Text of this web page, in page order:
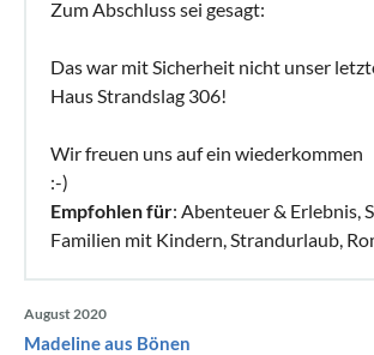
Zum Abschluss sei gesagt:
Das war mit Sicherheit nicht unser
Haus Strandslag 306!
Wir freuen uns auf ein wiederkommen
:-)
Empfohlen für: Abenteuer & Erlebnis,
Familien mit Kindern, Strandurlaub,
August 2020
Madeline aus Bönen